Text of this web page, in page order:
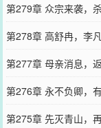
第279章 众宗来袭，
第278章 高舒冉，李
第277章 母亲消息，
第276章 永不负卿，
第275章 先灭青山，